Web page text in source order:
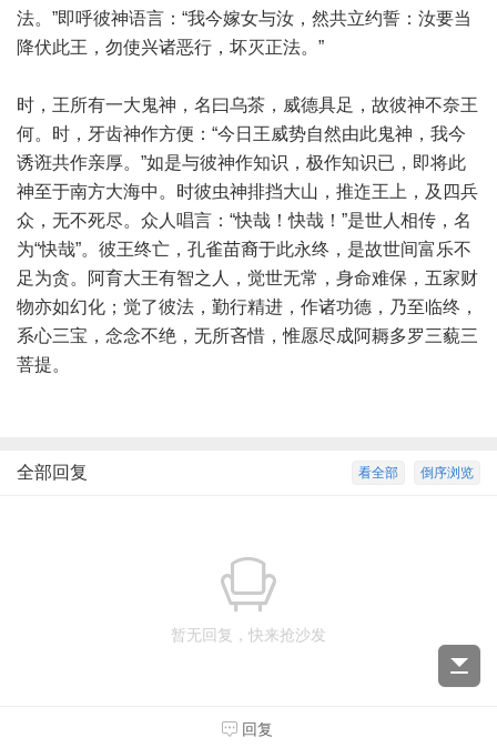
法。”即呼彼神语言：“我今嫁女与汝，然共立约誓：汝要当
降伏此王，勿使兴诸恶行，坏灭正法。”
时，王所有一大鬼神，名曰乌茶，威德具足，故彼神不奈王
何。时，牙齿神作方便：“今日王威势自然由此鬼神，我今
诱诳共作亲厚。”如是与彼神作知识，极作知识已，即将此
神至于南方大海中。时彼虫神排挡大山，推迮王上，及四兵
众，无不死尽。众人唱言：“快哉！快哉！”是世人相传，名
为“快哉”。彼王终亡，孔雀苗裔于此永终，是故世间富乐不
足为贪。阿育大王有智之人，觉世无常，身命难保，五家财
物亦如幻化；觉了彼法，勤行精进，作诸功德，乃至临终，
系心三宝，念念不绝，无所吝惜，惟愿尽成阿耨多罗三藐三
菩提。
倒序浏览
看全部
全部回复
暂无回复，快来抢沙发
回复